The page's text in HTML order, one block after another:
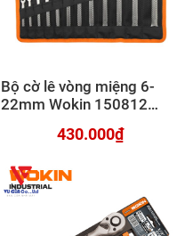
Bộ cờ lê vòng miệng 6-
22mm Wokin 150812
430.000₫